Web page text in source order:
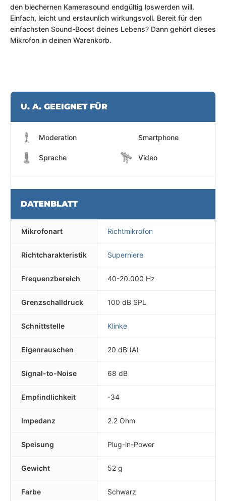
den blechernen Kamerasound endgültig loswerden will.
Einfach, leicht und erstaunlich wirkungsvoll. Bereit für den
einfachsten Sound-Boost deines Lebens? Dann gehört dieses
Mikrofon in deinen Warenkorb.
U. A. GEEIGNET FÜR
Moderation Smartphone
Sprache Video
DATENBLATT
Mikrofonart Richtmikrofon
Richtcharakteristik Superniere
Frequenzbereich 40-20.000 Hz
Grenzschalldruck 100 dB SPL
Schnittstelle Klinke
Eigenrauschen 20 dB (A)
Signal-to-Noise 68 dB
Empfindlichkeit -34
Impedanz 2.2 Ohm
Speisung Plug-in-Power
Gewicht 52 g
Farbe Schwarz